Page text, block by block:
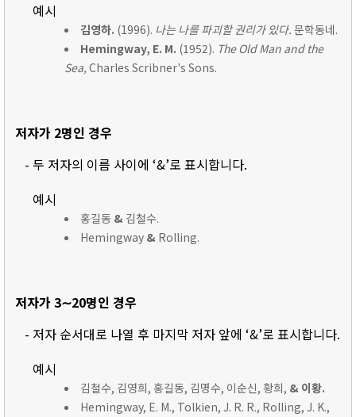
예시
김영하. (1996). 나는 나를 파괴할 권리가 있다. 문학동네.
Hemingway, E. M. (1952). The Old Man and the
Sea,Charles Scribner's Sons.
저자가 2명인 경우
- 두 저자의 이름 사이에 ‘&’로 표시합니다.
예시
홍길동 & 김철수.
Hemingway & Rolling.
저자가 3∼20명인 경우
- 저자 순서대로 나열 후 마지막 저자 앞에 ‘&’로 표시합니다.
예시
김철수, 김영희, 홍길동, 김명수, 이순신, 황희, & 이황.
Hemingway, E. M., Tolkien, J. R. R., Rolling, J. K.,